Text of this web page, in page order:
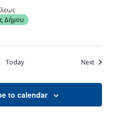
Δήμου
Today NextEvents
to calendar